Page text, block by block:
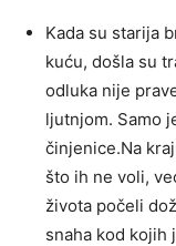
Kada su starija
kuću, došla su
odluka nije
ljutnjom. Samo
činjenice.Na
što ih ne voli,
života počeli
snaha kod kojih